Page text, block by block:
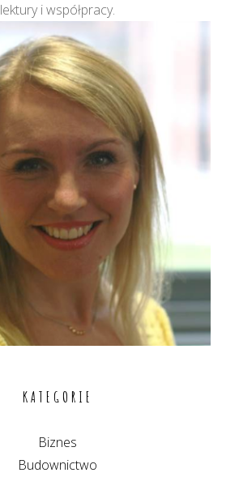
lektury i współpracy.
KATEGORIE
Biznes
Budownictwo